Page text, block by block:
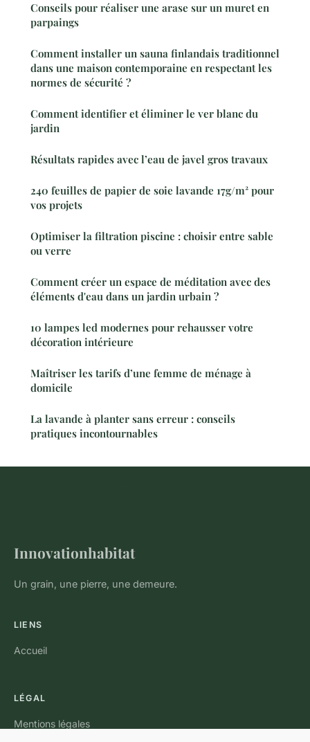
Conseils pour réaliser une arase sur un muret en
parpaings
Comment installer un sauna finlandais traditionnel
dans une maison contemporaine en respectant les
normes de sécurité ?
Comment identifier et éliminer le ver blanc du
jardin
Résultats rapides avec l’eau de javel gros travaux
240 feuilles de papier de soie lavande 17g/m² pour
vos projets
Optimiser la filtration piscine : choisir entre sable
ou verre
Comment créer un espace de méditation avec des
éléments d'eau dans un jardin urbain ?
10 lampes led modernes pour rehausser votre
décoration intérieure
Maîtriser les tarifs d’une femme de ménage à
domicile
La lavande à planter sans erreur : conseils
pratiques incontournables
Innovationhabitat
Un grain, une pierre, une demeure.
LIENS
Accueil
LÉGAL
Mentions légales